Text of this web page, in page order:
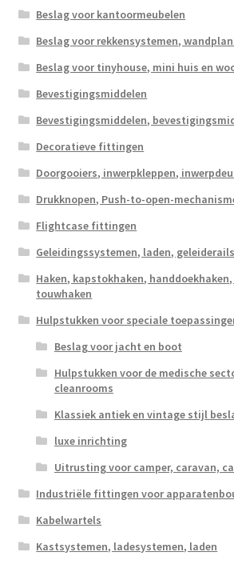
Beslag voor kantoormeubelen
Beslag voor rekkensystemen,
Beslag voor tinyhouse, mini huis en
Bevestigingsmiddelen
Bevestigingsmiddelen,
Decoratieve fittingen
Doorgooiers, inwerpkleppen,
Drukknopen, Push-to-open-
Flightcase fittingen
Geleidingssystemen, laden, geleiderails
Haken, kapstokhaken,
touwhaken
Hulpstukken voor speciale
Beslag voor jacht en boot
Hulpstukken voor de medische
cleanrooms
Klassiek antiek en vintage stijl
luxe inrichting
Uitrusting voor camper, caravan,
Industriële fittingen voor
Kabelwartels
Kastsystemen, ladesystemen, laden